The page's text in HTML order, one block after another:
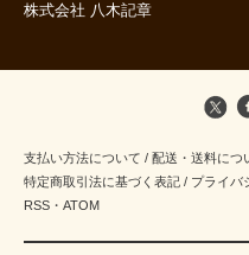
株式会社 八木記章
支払い方法について / 配送・送料につ
特定商取引法に基づく表記 / プライバ
RSS ・ ATOM